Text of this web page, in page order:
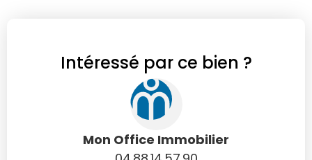
Intéressé par ce bien ?
Mon Office Immobilier